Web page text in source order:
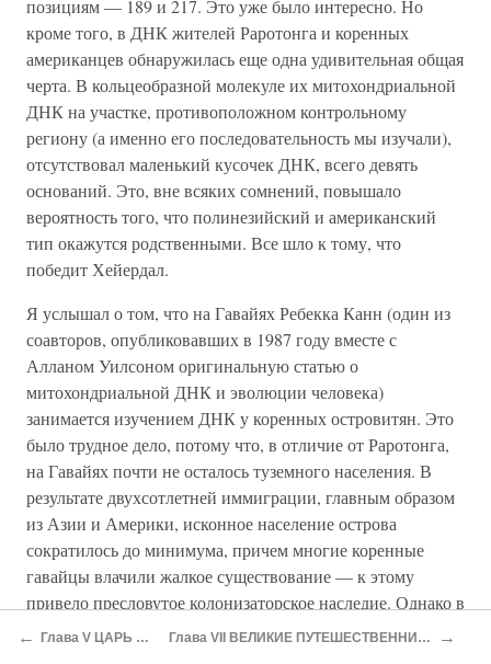
позициям — 189 и 217. Это уже было интересно. Но
кроме того, в ДНК жителей Раротонга и коренных
американцев обнаружилась еще одна удивительная общая
черта. В кольцеобразной молекуле их митохондриальной
ДНК на участке, противоположном контрольному
региону (а именно его последовательность мы изучали),
отсутствовал маленький кусочек ДНК, всего девять
оснований. Это, вне всяких сомнений, повышало
вероятность того, что полинезийский и американский
тип окажутся родственными. Все шло к тому, что
победит Хейердал.
Я услышал о том, что на Гавайях Ребекка Канн (один из
соавторов, опубликовавших в 1987 году вместе с
Алланом Уилсоном оригинальную статью о
митохондриальной ДНК и эволюции человека)
занимается изучением ДНК у коренных островитян. Это
было трудное дело, потому что, в отличие от Раротонга,
на Гавайях почти не осталось туземного населения. В
результате двухсотлетней иммиграции, главным образом
из Азии и Америки, исконное население острова
сократилось до минимума, причем многие коренные
гавайцы влачили жалкое существование — к этому
привело пресловутое колонизаторское наследие. Однако в
последнее время политика по отношению к коренному
← Глава V ЦАРЬ И Я Глава VII ВЕЛИКИЕ ПУТЕШЕСТВЕННИКИ →